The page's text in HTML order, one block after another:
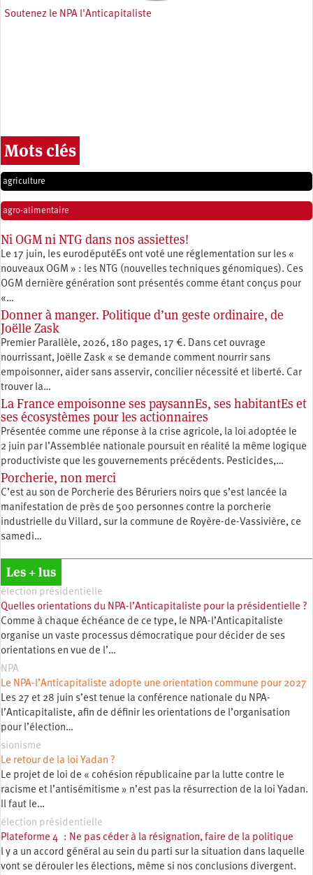
Soutenez le NPA l'Anticapitaliste
Mots clés
agriculture
agro-alimentaire
Ni OGM ni NTG dans nos assiettes!
Le 17 juin, les eurodéputéEs ont voté une réglementation sur les «
nouveaux OGM » : les NTG (nouvelles techniques génomiques). Ces
OGM dernière génération sont présentés comme étant conçus pour
«…
Donner à manger. Politique d’un geste ordinaire, de
Joëlle Zask
Premier Parallèle, 2026, 180 pages, 17 €. Dans cet ouvrage
nourrissant, Joëlle Zask « se demande comment nourrir sans
empoisonner, aider sans asservir, concilier nécessité et liberté. Car
trouver la…
La France empoisonne ses paysannEs, ses habitantEs et
ses écosystèmes pour les actionnaires
Présentée comme une réponse à la crise agricole, la loi adoptée le
2 juin par l’Assemblée nationale poursuit en réalité la même logique
productiviste que les gouvernements précédents. Pesticides,…
Porcherie, non merci
C’est au son de Porcherie des Béruriers noirs que s’est lancée la
manifestation de près de 500 personnes contre la porcherie
industrielle du Villard, sur la commune de Royère-de-Vassivière, ce
samedi…
Les + lus
élection présidentielle
Quelles orientations du NPA-l’Anticapitaliste pour la présidentielle ?
Comme à chaque échéance de ce type, le NPA-l’Anticapitaliste
organise un vaste processus démocratique pour décider de ses
orientations en vue de l’…
NPA
Le NPA-l’Anticapitaliste adopte une orientation commune pour 2027
Les 27 et 28 juin s’est tenue la conférence nationale du NPA-
l’Anticapitaliste, afin de définir les orientations de l’organisation
pour l’élection…
sionisme
Le retour de la loi Yadan ?
Le projet de loi de « cohésion républicaine par la lutte contre le
racisme et l’antisémitisme » n’est pas la résurrection de la loi Yadan.
Il faut le…
élection présidentielle
Plateforme 4 : Ne pas céder à la résignation, faire de la politique
l y a un accord général au sein du parti sur la situation dans laquelle
vont se dérouler les élections, même si nos conclusions divergent.